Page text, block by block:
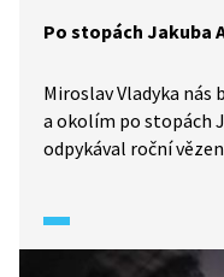
Po stopách Jakuba
Miroslav Vladyka nás
a okolím po stopách
odpykával roční
památek. A co si o
poznamenal?